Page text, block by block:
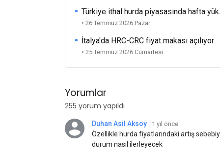
Türkiye ithal hurda piyasasında hafta
• 26 Temmuz 2026 Pazar
İtalya'da HRC-CRC fiyat makası açılıyor
• 25 Temmuz 2026 Cumartesi
Yorumlar
255 yorum yapıldı
Duhan Asil Aksoy 1 yıl önce
Özellikle hurda fiyatlarındaki artış
durum nasıl ilerleyecek